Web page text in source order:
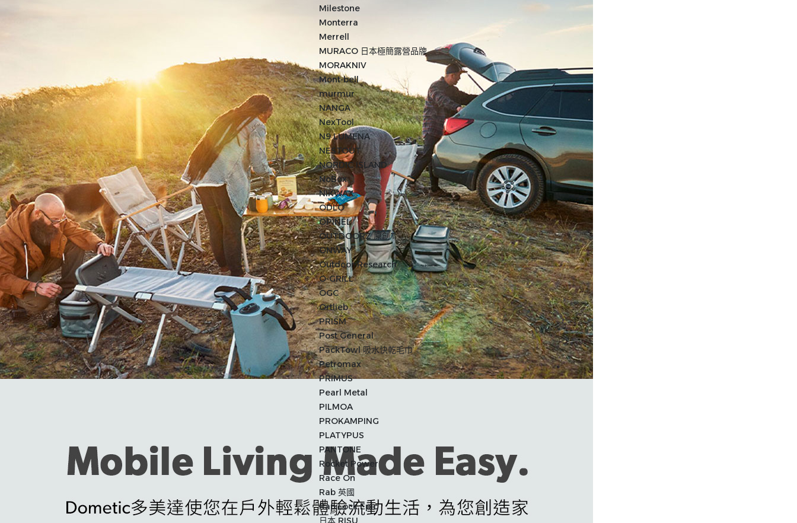
Milestone
Monterra
Merrell
MURACO 日本極簡露營品牌
MORAKNIV
Mont-bell
murmur
NANGA
NexTool
N9 LUMENA
NESTOUT
NORDIC ISLAND
NoBox
NIKWAX
ODLO
OPINEL
OUTDOORZ 原創T
ONWAY
Outdoor Research
O-GRILL
OGC
Ortlieb
PRISM
Post General
PackTowl 吸水快乾毛巾
Petromax
PRIMUS
Pearl Metal
PILMOA
PROKAMPING
PLATYPUS
PANTONE
Rocket Power
Race On
Rab 英國
RapiLock Epic
日本 RISU